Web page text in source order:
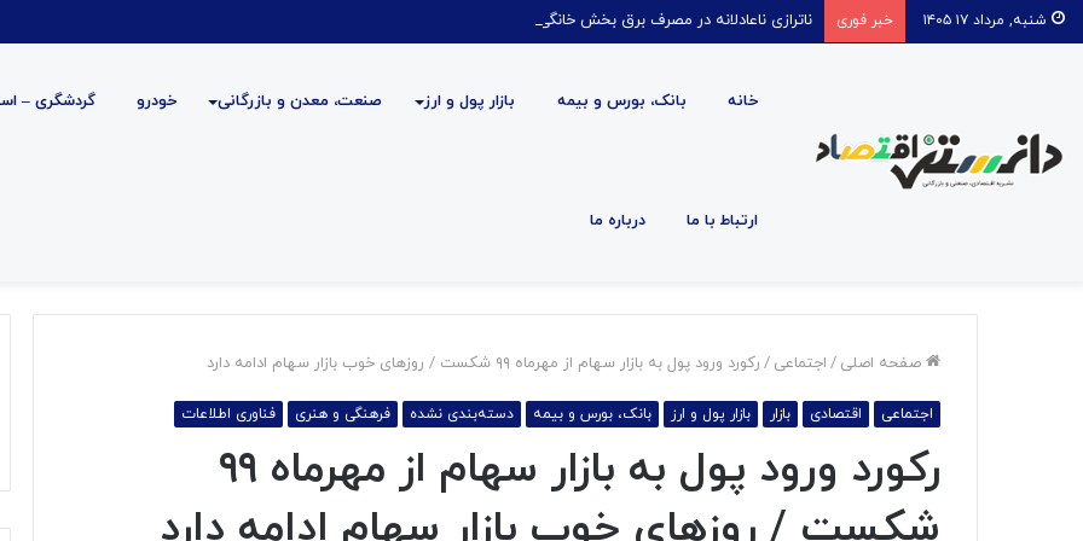
شنبه, مرداد ۱۷ ۱۴۰۵ خبر فوری ناترازی ناعادلانه در مصرف برق بخش خانگی
خانه بانک، بورس و بیمه بازار پول و ارز صنعت، معدن و بازرگانی خودرو گردشگری –
ارتباط با ما درباره ما
صفحه اصلی / اجتماعی / رکورد ورود پول به بازار سهام از مهرماه ۹۹ شکست / روزهای خوب بازار سهام ادامه دارد
اجتماعی اقتصادی بازار بازار پول و ارز بانک، بورس و بیمه دسته‌بندی نشده فرهنگی و هنری فناوری اطلاعات
رکورد ورود پول به بازار سهام از مهرماه ۹۹